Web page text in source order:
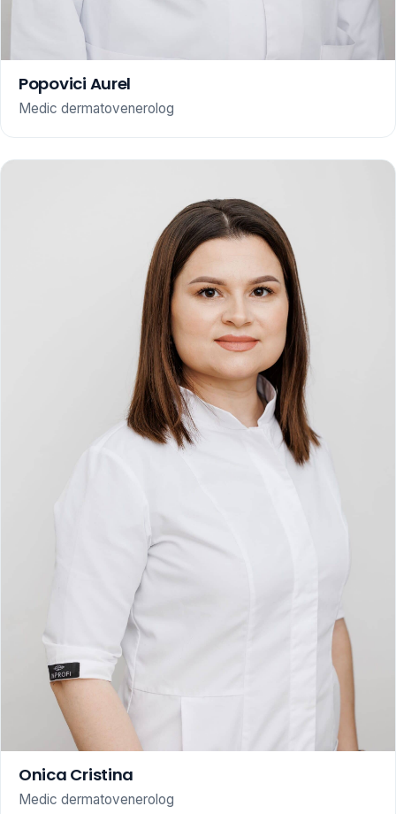
Popovici Aurel
Medic dermatovenerolog
Onica Cristina
Medic dermatovenerolog